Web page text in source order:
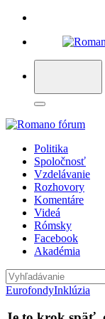
Politika
Spoločnosť
Vzdelávanie
Rozhovory
Komentáre
Videá
Rómsky
Facebook
Akadémia
EurofondyInklúzia